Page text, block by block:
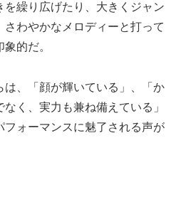
繰り広げたり、大きくジャン
わやかなメロディーと打って
的だ。
は、「顔が輝いている」、「か
く、実力も兼ね備えている」
フォーマンスに魅了される声が